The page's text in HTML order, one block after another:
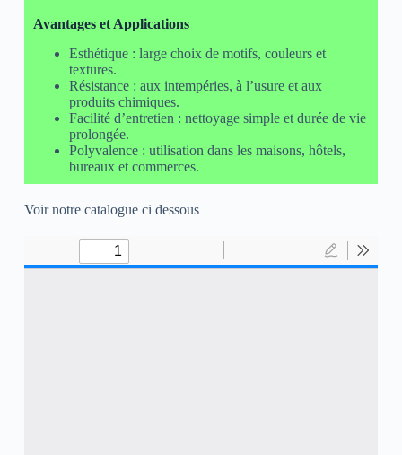
Avantages et Applications
Esthétique : large choix de motifs, couleurs et
textures.
Résistance : aux intempéries, à l’usure et aux
produits chimiques.
Facilité d’entretien : nettoyage simple et durée de vie
prolongée.
Polyvalence : utilisation dans les maisons, hôtels,
bureaux et commerces.
Voir notre catalogue ci dessous